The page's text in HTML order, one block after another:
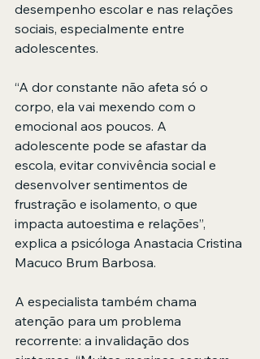
desempenho escolar e nas relações
sociais, especialmente entre
adolescentes.
“A dor constante não afeta só o
corpo, ela vai mexendo com o
emocional aos poucos. A
adolescente pode se afastar da
escola, evitar convivência social e
desenvolver sentimentos de
frustração e isolamento, o que
impacta autoestima e relações”,
explica a psicóloga Anastacia Cristina
Macuco Brum Barbosa.
A especialista também chama
atenção para um problema
recorrente: a invalidação dos